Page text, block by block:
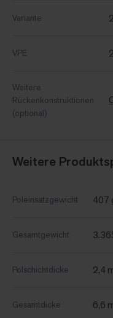
Variante
VPE
Weitere
Rückenkonstruktionen
(optional)
Weitere
Poleinsatzgewicht 407
Gesamtgewicht
Polschichtdicke 2,4
Gesamtdicke 6,6